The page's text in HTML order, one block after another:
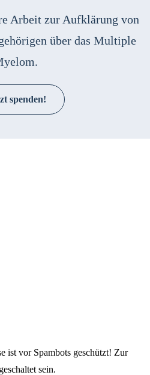
Arbeit zur Aufklärung von
über das Multiple
spenden!
ist vor Spambots geschützt! Zur
sein.